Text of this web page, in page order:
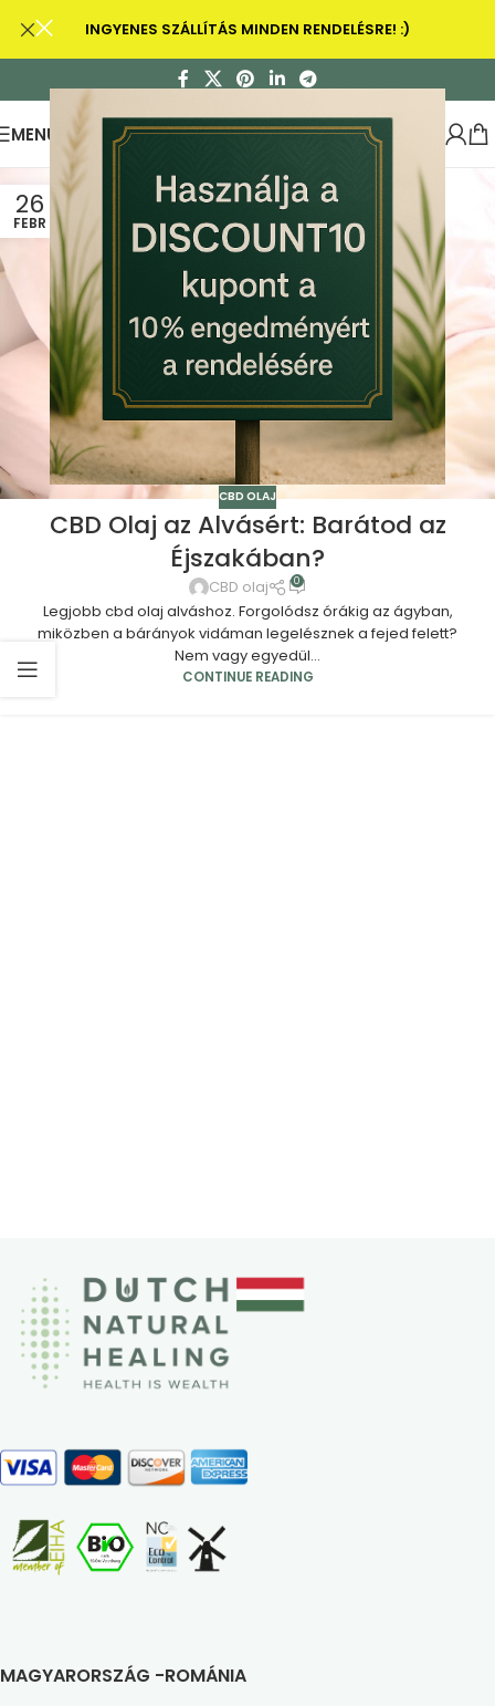
INGYENES SZÁLLÍTÁS MINDEN RENDELÉSRE! :)
MENU
26
FEBR
CBD OLAJ
CBD Olaj az Alvásért: Barátod az
Éjszakában?
CBD olaj 0
Legjobb cbd olaj alváshoz. Forgolódsz órákig az ágyban,
miközben a bárányok vidáman legelésznek a fejed felett?
Nem vagy egyedül...
CONTINUE READING
MAGYARORSZÁG -ROMÁNIA